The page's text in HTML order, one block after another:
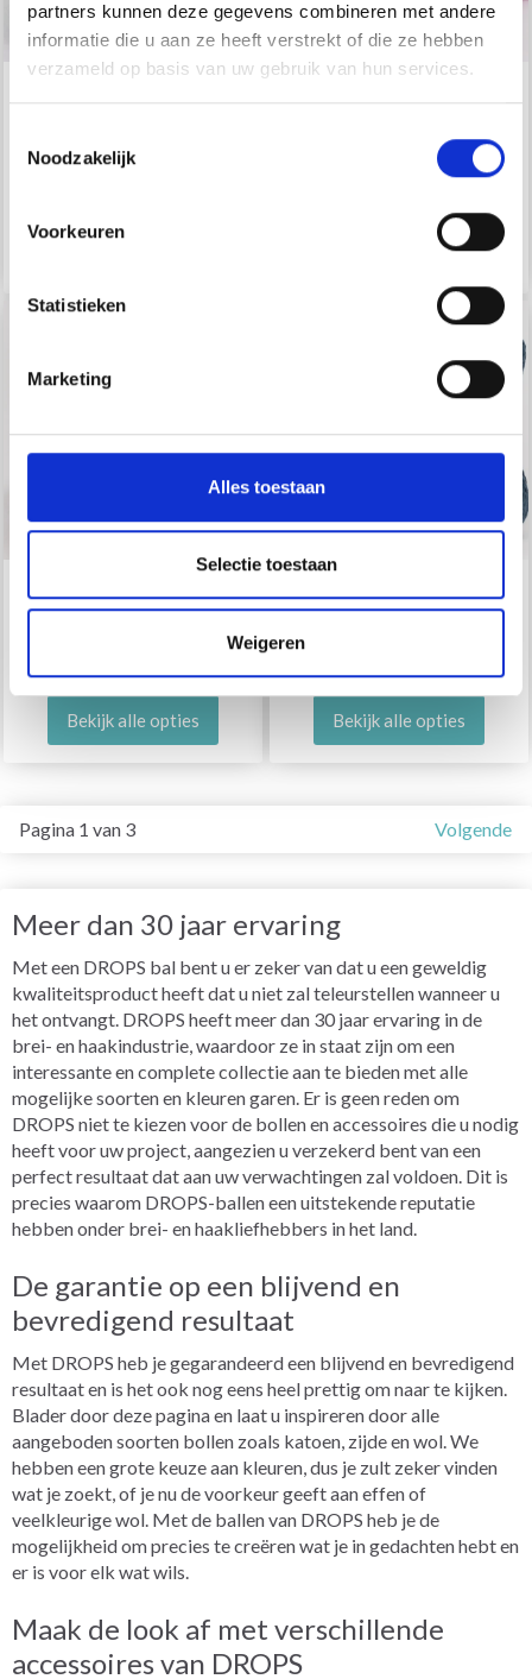
partners kunnen deze gegevens combineren met andere
informatie die u aan ze heeft verstrekt of die ze hebben
verzameld op basis van uw gebruik van hun services.
Noodzakelijk
Voorkeuren
Statistieken
Marketing
Alles toestaan
Selectie toestaan
Weigeren
DROPS HOUDT VAN
EUR 0.95
DROPS KARISMA
EUR 2.65
Bekijk alle opties
DROPS COTTON
EUR 3.65
Bekijk alle opties
DROPS BOMULL-LIN
EUR 2.85
Bekijk alle opties
Pagina 1 van 3 Volgende
Meer dan 30 jaar ervaring
Met een DROPS bal bent u er zeker van dat u een geweldig
kwaliteitsproduct heeft dat u niet zal teleurstellen wanneer u
het ontvangt. DROPS heeft meer dan 30 jaar ervaring in de
brei- en haakindustrie, waardoor ze in staat zijn om een
interessante en complete collectie aan te bieden met alle
mogelijke soorten en kleuren garen. Er is geen reden om
DROPS niet te kiezen voor de bollen en accessoires die u nodig
heeft voor uw project, aangezien u verzekerd bent van een
perfect resultaat dat aan uw verwachtingen zal voldoen. Dit is
precies waarom DROPS-ballen een uitstekende reputatie
hebben onder brei- en haakliefhebbers in het land.
De garantie op een blijvend en
bevredigend resultaat
Met DROPS heb je gegarandeerd een blijvend en bevredigend
resultaat en is het ook nog eens heel prettig om naar te kijken.
Blader door deze pagina en laat u inspireren door alle
aangeboden soorten bollen zoals katoen, zijde en wol. We
hebben een grote keuze aan kleuren, dus je zult zeker vinden
wat je zoekt, of je nu de voorkeur geeft aan effen of
veelkleurige wol. Met de ballen van DROPS heb je de
mogelijkheid om precies te creëren wat je in gedachten hebt en
er is voor elk wat wils.
Maak de look af met verschillende
accessoires van DROPS